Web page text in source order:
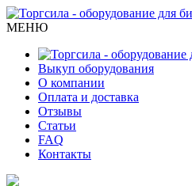
МЕНЮ
Выкуп оборудования
О компании
Оплата и доставка
Отзывы
Статьи
FAQ
Контакты